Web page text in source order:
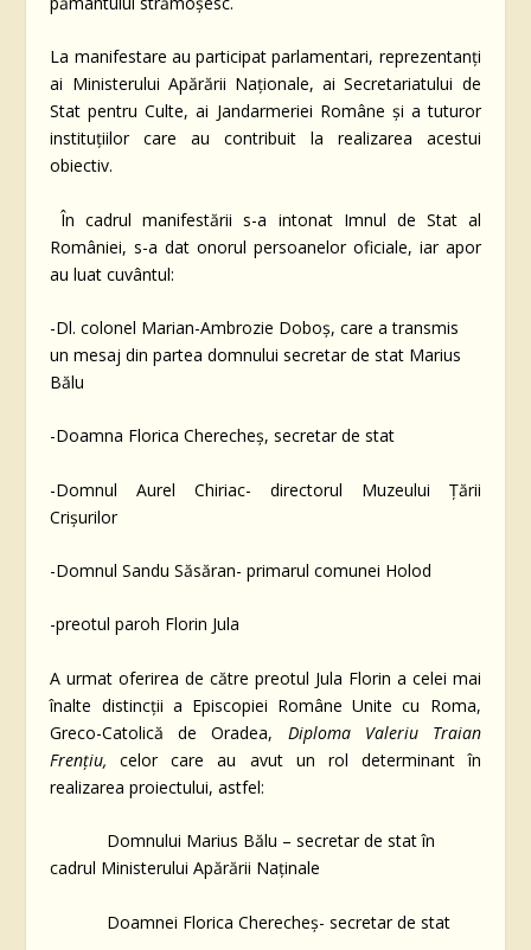
La manifestare au participat parlamentari, reprezentanți
ai Ministerului Apărării Naționale, ai Secretariatului de
Stat pentru Culte, ai Jandarmeriei Române și a tuturor
instituțiilor care au contribuit la realizarea acestui
obiectiv.
În cadrul manifestării s-a intonat Imnul de Stat al
României, s-a dat onorul persoanelor oficiale, iar apor
au luat cuvântul:
-Dl. colonel Marian-Ambrozie Doboș, care a transmis
un mesaj din partea domnului secretar de stat Marius
Bălu
-Doamna Florica Cherecheș, secretar de stat
-Domnul Aurel Chiriac- directorul Muzeului Țării
Crișurilor
-Domnul Sandu Săsăran- primarul comunei Holod
-preotul paroh Florin Jula
A urmat oferirea de către preotul Jula Florin a celei mai
înalte distincții a Episcopiei Române Unite cu Roma,
Greco-Catolică de Oradea, Diploma Valeriu Traian
Frențiu, celor care au avut un rol determinant în
realizarea proiectului, astfel:
Domnului Marius Bălu – secretar de stat în
cadrul Ministerului Apărării Naținale
Doamnei Florica Cherecheș- secretar de stat